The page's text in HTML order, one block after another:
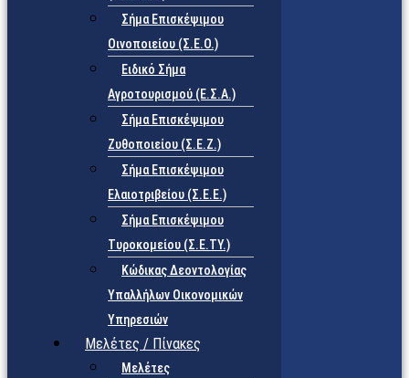
Σήμα Επισκέψιμου
Οινοποιείου (Σ.Ε.Ο.)
Ειδικό Σήμα
Αγροτουρισμού (Ε.Σ.Α.)
Σήμα Επισκέψιμου
Ζυθοποιείου (Σ.Ε.Ζ.)
Σήμα Επισκέψιμου
Ελαιοτριβείου (Σ.Ε.Ε.)
Σήμα Επισκέψιμου
Τυροκομείου (Σ.Ε.TY.)
Κώδικας Δεοντολογίας
Υπαλλήλων Οικονομικών
Υπηρεσιών
Μελέτες / Πίνακες
Μελέτες